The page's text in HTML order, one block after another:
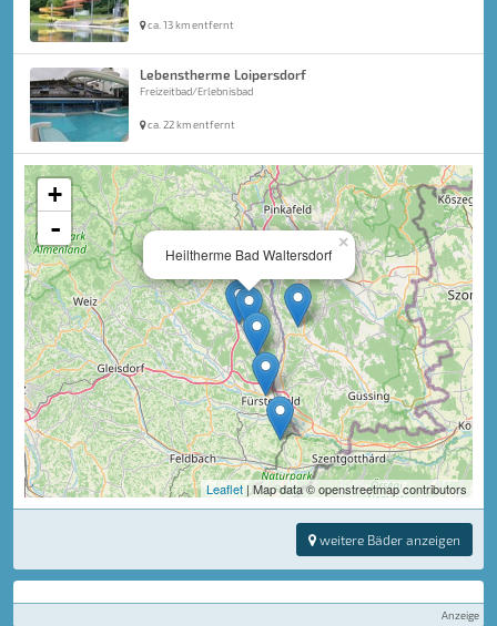
ca. 13 km entfernt
Lebenstherme Loipersdorf
Freizeitbad/Erlebnisbad
ca. 22 km entfernt
×
Heiltherme Bad Waltersdorf
+
-
Leaflet | Map data © openstreetmap contributors
weitere Bäder anzeigen
Anzeige